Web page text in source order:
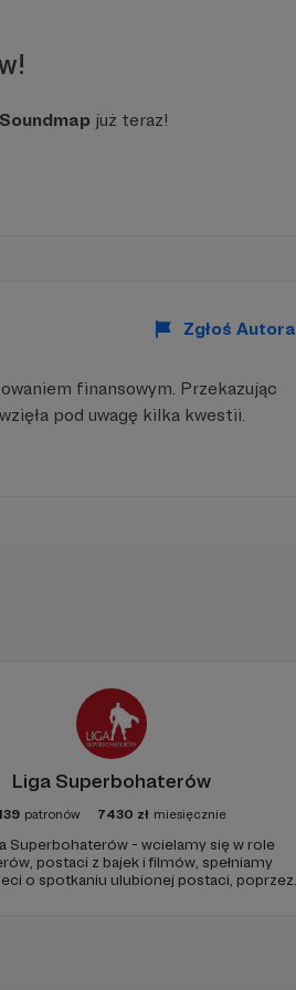
uczestniczenia w
Narodowych!
i ważne dzieło.
już teraz!
Zgłoś Autora
finansowym. Przekazując
pod uwagę kilka kwestii.
Liga Superbohaterów
patronów 7430 zł miesięcznie
Superbohaterów - wcielamy się w role
postaci z bajek i filmów, spełniamy
o spotkaniu ulubionej postaci, poprzez